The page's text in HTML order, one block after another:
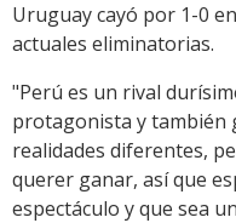
Uruguay cayó por 1-0
actuales eliminatorias.
"Perú es un rival
protagonista y también
realidades diferentes,
querer ganar, así que
espectáculo y que sea